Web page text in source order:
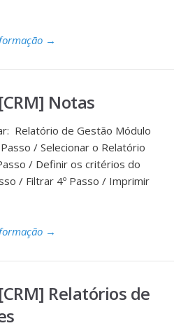
→
Notas
Relatório de Gestão Módulo
/ Selecionar o Relatório
/ Definir os critérios do
/ Filtrar 4º Passo / Imprimir
→
Relatórios de